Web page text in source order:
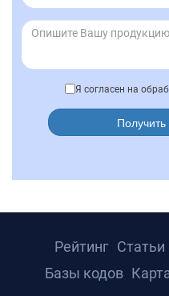
Я согласен на
Рейтинг Статьи
Базы кодов